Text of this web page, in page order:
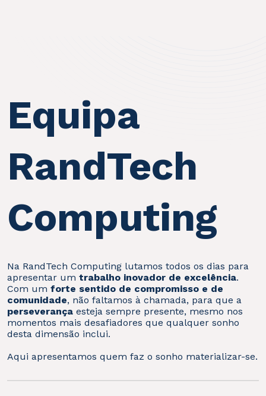
Equipa
RandTech
Computing
Na RandTech Computing lutamos todos os dias para
apresentar um trabalho inovador de excelência.
Com um forte sentido de compromisso e de
comunidade, não faltamos à chamada, para que a
perseverançaesteja sempre presente, mesmo nos
momentos mais desafiadores que qualquer sonho
desta dimensão inclui.
Aqui apresentamos quem faz o sonho materializar-se.